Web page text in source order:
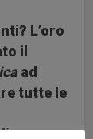
L’oro
il
ad
tutte le